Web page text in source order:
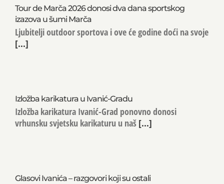
Tour de Marča 2026 donosi dva dana sportskog
izazova u šumi Marča
Ljubitelji outdoor sportova i ove će godine doći na svoje
[...]
Izložba karikatura u Ivanić-Gradu
Izložba karikatura Ivanić-Grad ponovno donosi
vrhunsku svjetsku karikaturu u naš [...]
Glasovi Ivanića – razgovori koji su ostali